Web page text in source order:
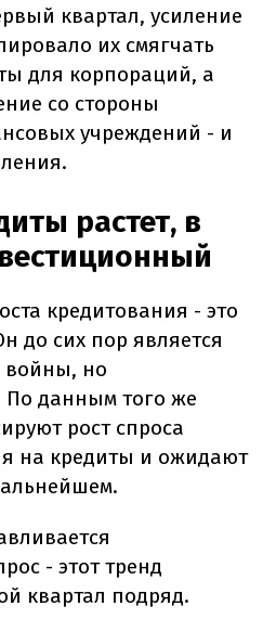
квартал, усиление
их смягчать
для корпораций, а
со стороны
учреждений - и
растет, в
кредитования - это
до сих пор является
войны, но
По данным того же
рост спроса
на кредиты и ожидают
- этот тренд
квартал подряд.